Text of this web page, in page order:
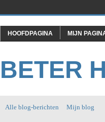
HOOFDPAGINA MIJN
BETER
Alle blog-berichten Mijn blog